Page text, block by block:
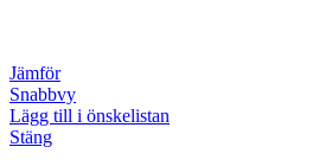
Jämför
Snabbvy
Lägg till i önskelistan
Stäng